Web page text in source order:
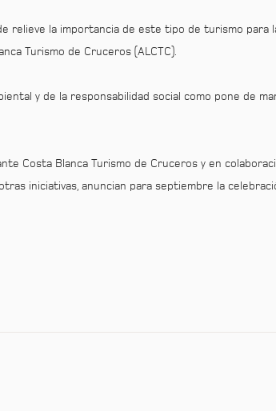
relieve la importancia de este tipo de turismo para
Turismo de Cruceros (ALCTC).
y de la responsabilidad social como pone de
Costa Blanca Turismo de Cruceros y en
iniciativas, anuncian para septiembre la